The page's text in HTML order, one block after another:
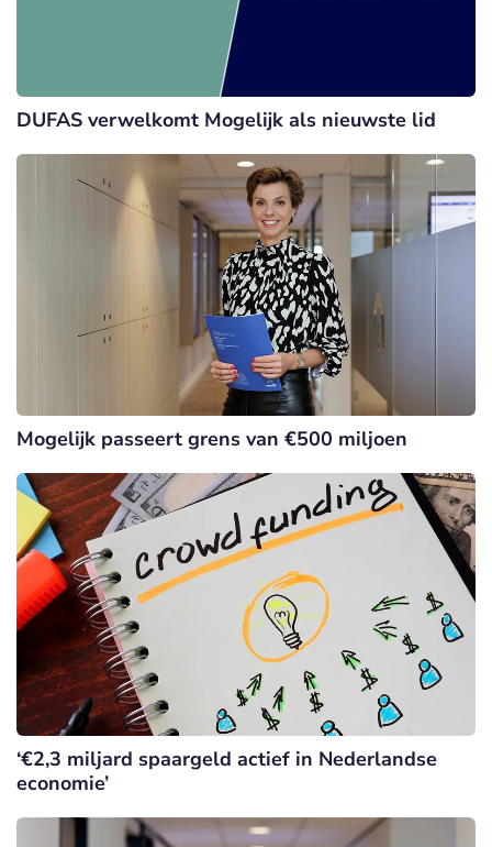
DUFAS verwelkomt Mogelijk als nieuwste lid
Mogelijk passeert grens van €500 miljoen
‘€2,3 miljard spaargeld actief in Nederlandse
economie’